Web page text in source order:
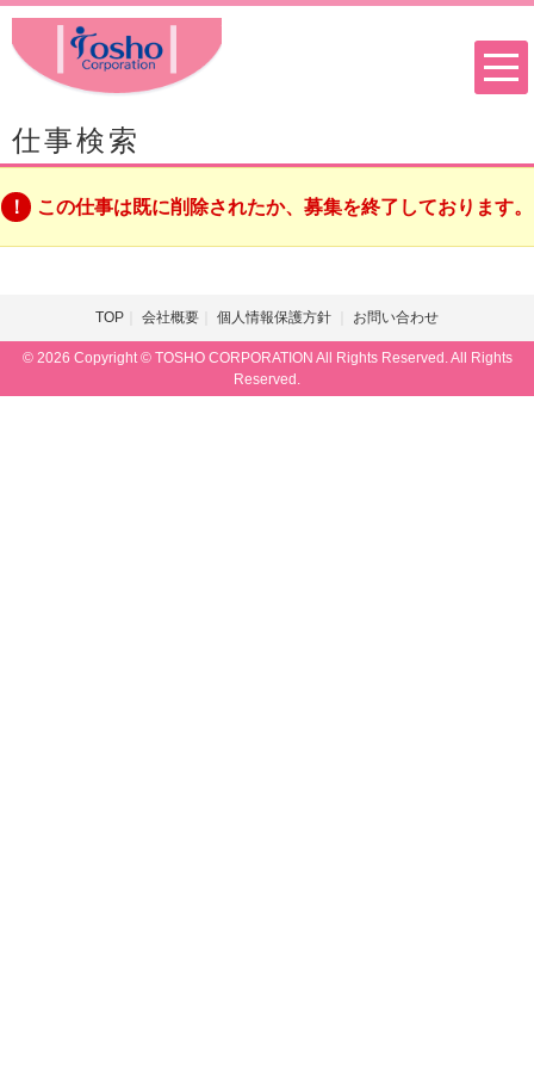
仕事検索
この仕事は既に削除されたか、募集を終了しております。
TOP 会社概要 個人情報保護方針 お問い合わせ
© 2026 Copyright © TOSHO CORPORATION All Rights Reserved. All Rights
Reserved.